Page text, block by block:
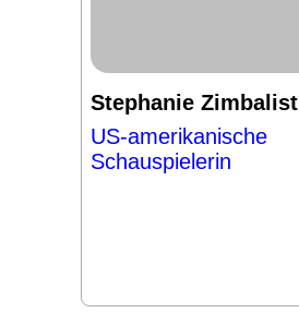
Stephanie Zimbalist
US-amerikanische
Schauspielerin